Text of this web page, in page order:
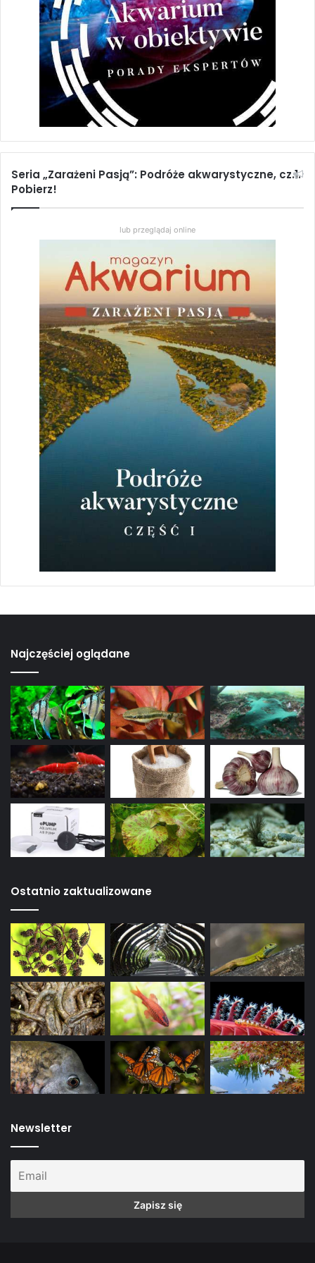
wynosiła:
2,16 zł.
wynosi:
0,00 zł.
Dodaj do koszyka
Elementy aranżacji akwarium
akwarium naturalne akwarium roślinne
aquascaping aranżacja akwarium
Grzegorz Grzegorowski nature aquarium
Polish Aquascaping Contest
zakładanie akwarium roślinnego
Seria „Zarażeni Pasją”: Podróże akwarystyczne, cz.1.
Pobierz!
lub przeglądaj online
Najczęściej oglądane
Ostatnio zaktualizowane
Newsletter